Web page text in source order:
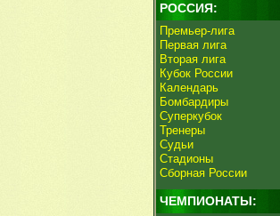
РОССИЯ:
Премьер-лига
Первая лига
Вторая лига
Кубок России
Календарь
Бомбардиры
Суперкубок
Тренеры
Судьи
Стадионы
Сборная России
ЧЕМПИОНАТЫ: